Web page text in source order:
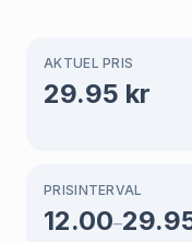
AKTUEL PRIS
29.95 kr
PRISINTERVAL
12.00–